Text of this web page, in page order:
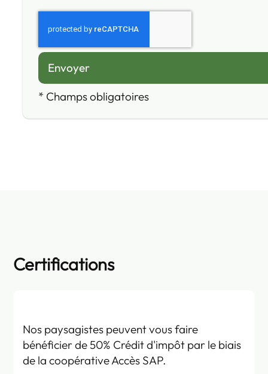
* Champs obligatoires
Certifications
Nos paysagistes peuvent vous faire
bénéficier de 50% Crédit d'impôt par le biais
de la coopérative Accès SAP.